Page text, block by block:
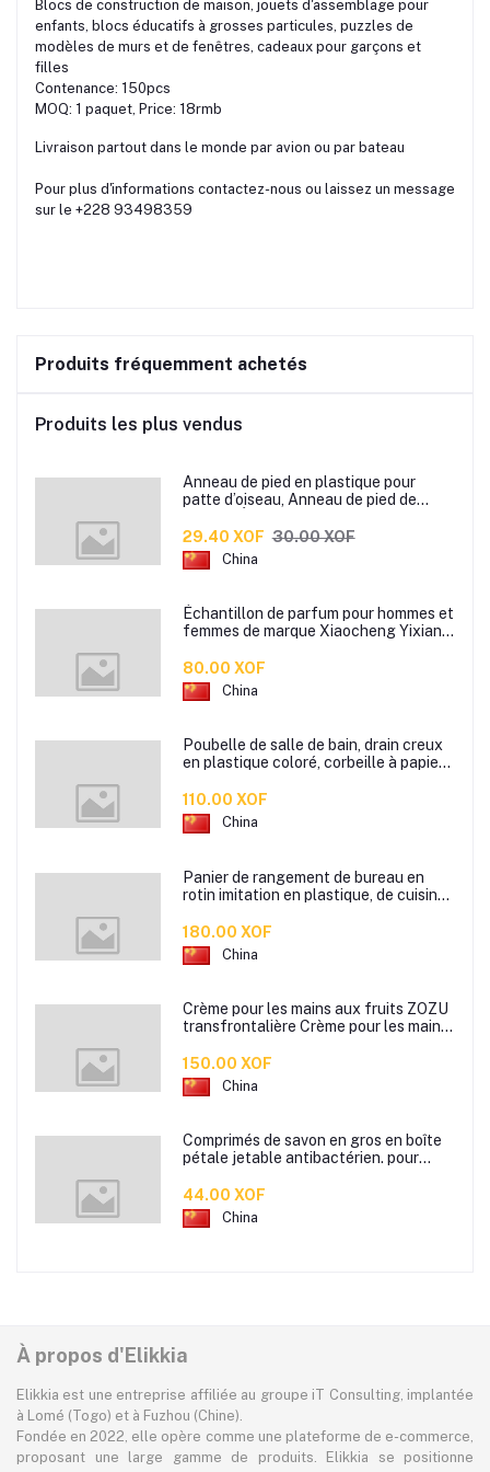
Blocs de construction de maison, jouets d'assemblage pour
enfants, blocs éducatifs à grosses particules, puzzles de
modèles de murs et de fenêtres, cadeaux pour garçons et
filles
Contenance: 150pcs
MOQ: 1 paquet, Price: 18rmb
Livraison partout dans le monde par avion ou par bateau
Pour plus d'informations contactez-nous ou laissez un message
sur le +228 93498359
Produits fréquemment achetés
Produits les plus vendus
Anneau de pied en plastique pour
patte d’oiseau, Anneau de pied de
pour oiseaux
29.40 XOF 30.00 XOF
China
Échantillon de parfum pour hommes et
femmes de marque Xiaocheng Yixiang
80.00 XOF
China
Poubelle de salle de bain, drain creux
en plastique coloré, corbeille à papier
110.00 XOF
China
Panier de rangement de bureau en
rotin imitation en plastique, de cuisine
de rangement de salle de bain
180.00 XOF
China
Crème pour les mains aux fruits ZOZU
transfrontalière Crème pour les mains
80g
150.00 XOF
China
Comprimés de savon en gros en boîte
pétale jetable antibactérien. pour
des mini comprimés de lavage des
mains en papier savon
44.00 XOF
China
À propos d'Elikkia
Elikkia est une entreprise affiliée au groupe iT Consulting, implantée
à Lomé (Togo) et à Fuzhou (Chine).
Fondée en 2022, elle opère comme une plateforme de e-commerce,
proposant une large gamme de produits. Elikkia se positionne